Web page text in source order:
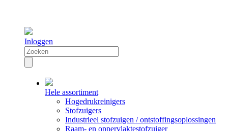
Inloggen
Hele assortiment
Hogedrukreinigers
Stofzuigers
Industrieel stofzuigen / ontstoffingsoplossingen
Raam- en oppervlaktestofzuiger